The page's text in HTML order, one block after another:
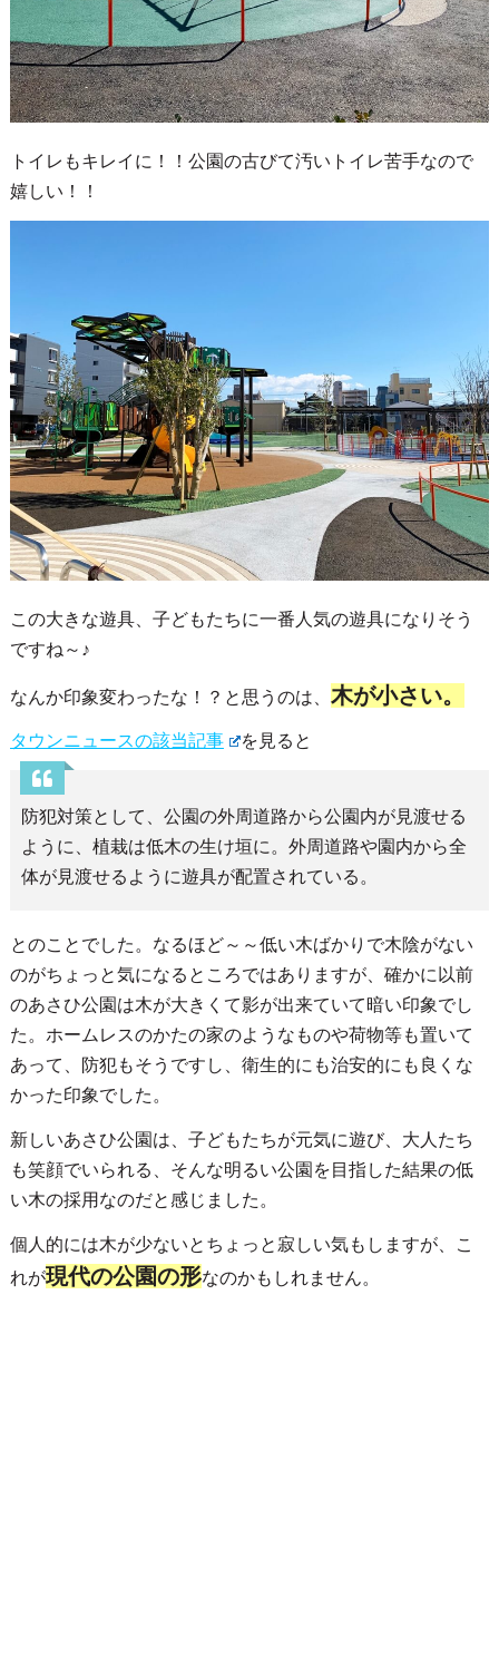
トイレもキレイに！！公園の古びて汚いトイレ苦手なので
嬉しい！！
この大きな遊具、子どもたちに一番人気の遊具になりそう
ですね～♪
なんか印象変わったな！？と思うのは、 木が小さい。
タウンニュースの該当記事 を見ると
防犯対策として、公園の外周道路から公園内が見渡せる
ように、植栽は低木の生け垣に。外周道路や園内から全
体が見渡せるように遊具が配置されている。
とのことでした。なるほど～～低い木ばかりで木陰がない
のがちょっと気になるところではありますが、確かに以前
のあさひ公園は木が大きくて影が出来ていて暗い印象でし
た。ホームレスのかたの家のようなものや荷物等も置いて
あって、防犯もそうですし、衛生的にも治安的にも良くな
かった印象でした。
新しいあさひ公園は、子どもたちが元気に遊び、大人たち
も笑顔でいられる、そんな明るい公園を目指した結果の低
い木の採用なのだと感じました。
個人的には木が少ないとちょっと寂しい気もしますが、こ
れが現代の公園の形なのかもしれません。